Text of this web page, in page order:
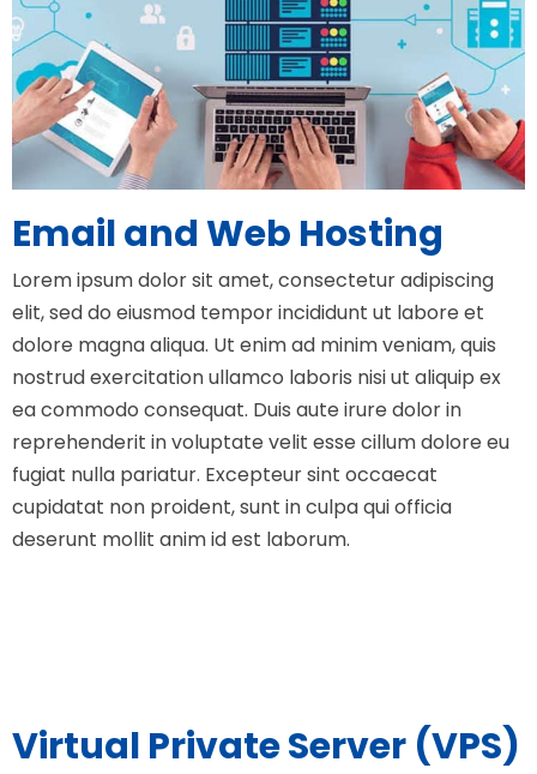
Email and Web Hosting
Lorem ipsum dolor sit amet, consectetur adipiscing
elit, sed do eiusmod tempor incididunt ut labore et
dolore magna aliqua. Ut enim ad minim veniam, quis
nostrud exercitation ullamco laboris nisi ut aliquip ex
ea commodo consequat. Duis aute irure dolor in
reprehenderit in voluptate velit esse cillum dolore eu
fugiat nulla pariatur. Excepteur sint occaecat
cupidatat non proident, sunt in culpa qui officia
deserunt mollit anim id est laborum.
Virtual Private Server (VPS)